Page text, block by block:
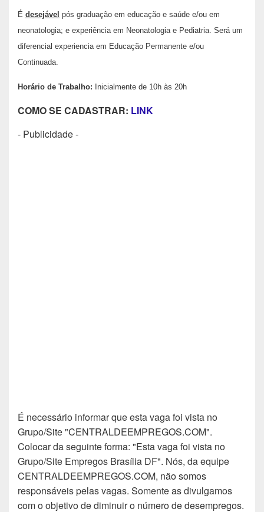
É desejável pós graduação em educação e saúde e/ou em
neonatologia; e experiência em Neonatologia e Pediatria. Será um
diferencial experiencia em Educação Permanente e/ou
Continuada.
Horário de Trabalho: Inicialmente de 10h às 20h
COMO SE CADASTRAR: LINK
- Publicidade -
É necessário informar que esta vaga foi vista no
Grupo/Site "CENTRALDEEMPREGOS.COM".
Colocar da seguinte forma: "Esta vaga foi vista no
Grupo/Site Empregos Brasília DF". Nós, da equipe
CENTRALDEEMPREGOS.COM, não somos
responsáveis pelas vagas. Somente as divulgamos
com o objetivo de diminuir o número de desempregos.